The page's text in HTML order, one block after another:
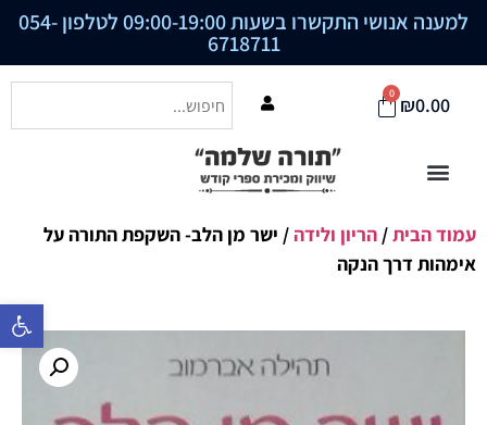
פתח סרגל
למענה אנושי התקשרו בשעות 09:00-19:00 לטלפון 054-
6718711
₪0.00
0
עמוד הבית/ הריון ולידה/ ישר מן הלב- השקפת התורה על
אימהות דרך הנקה